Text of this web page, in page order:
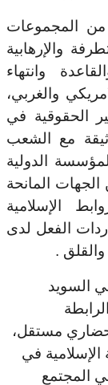
من المجموعات
والإرهابية
وانتهاء
والغربي،
الحقوقية في
مع الشعب
الدولية
الجهات المانحة
الإسلامية
ردات الفعل لدى
.
السويد
مستقل،
الإسلامية في
المجتمع